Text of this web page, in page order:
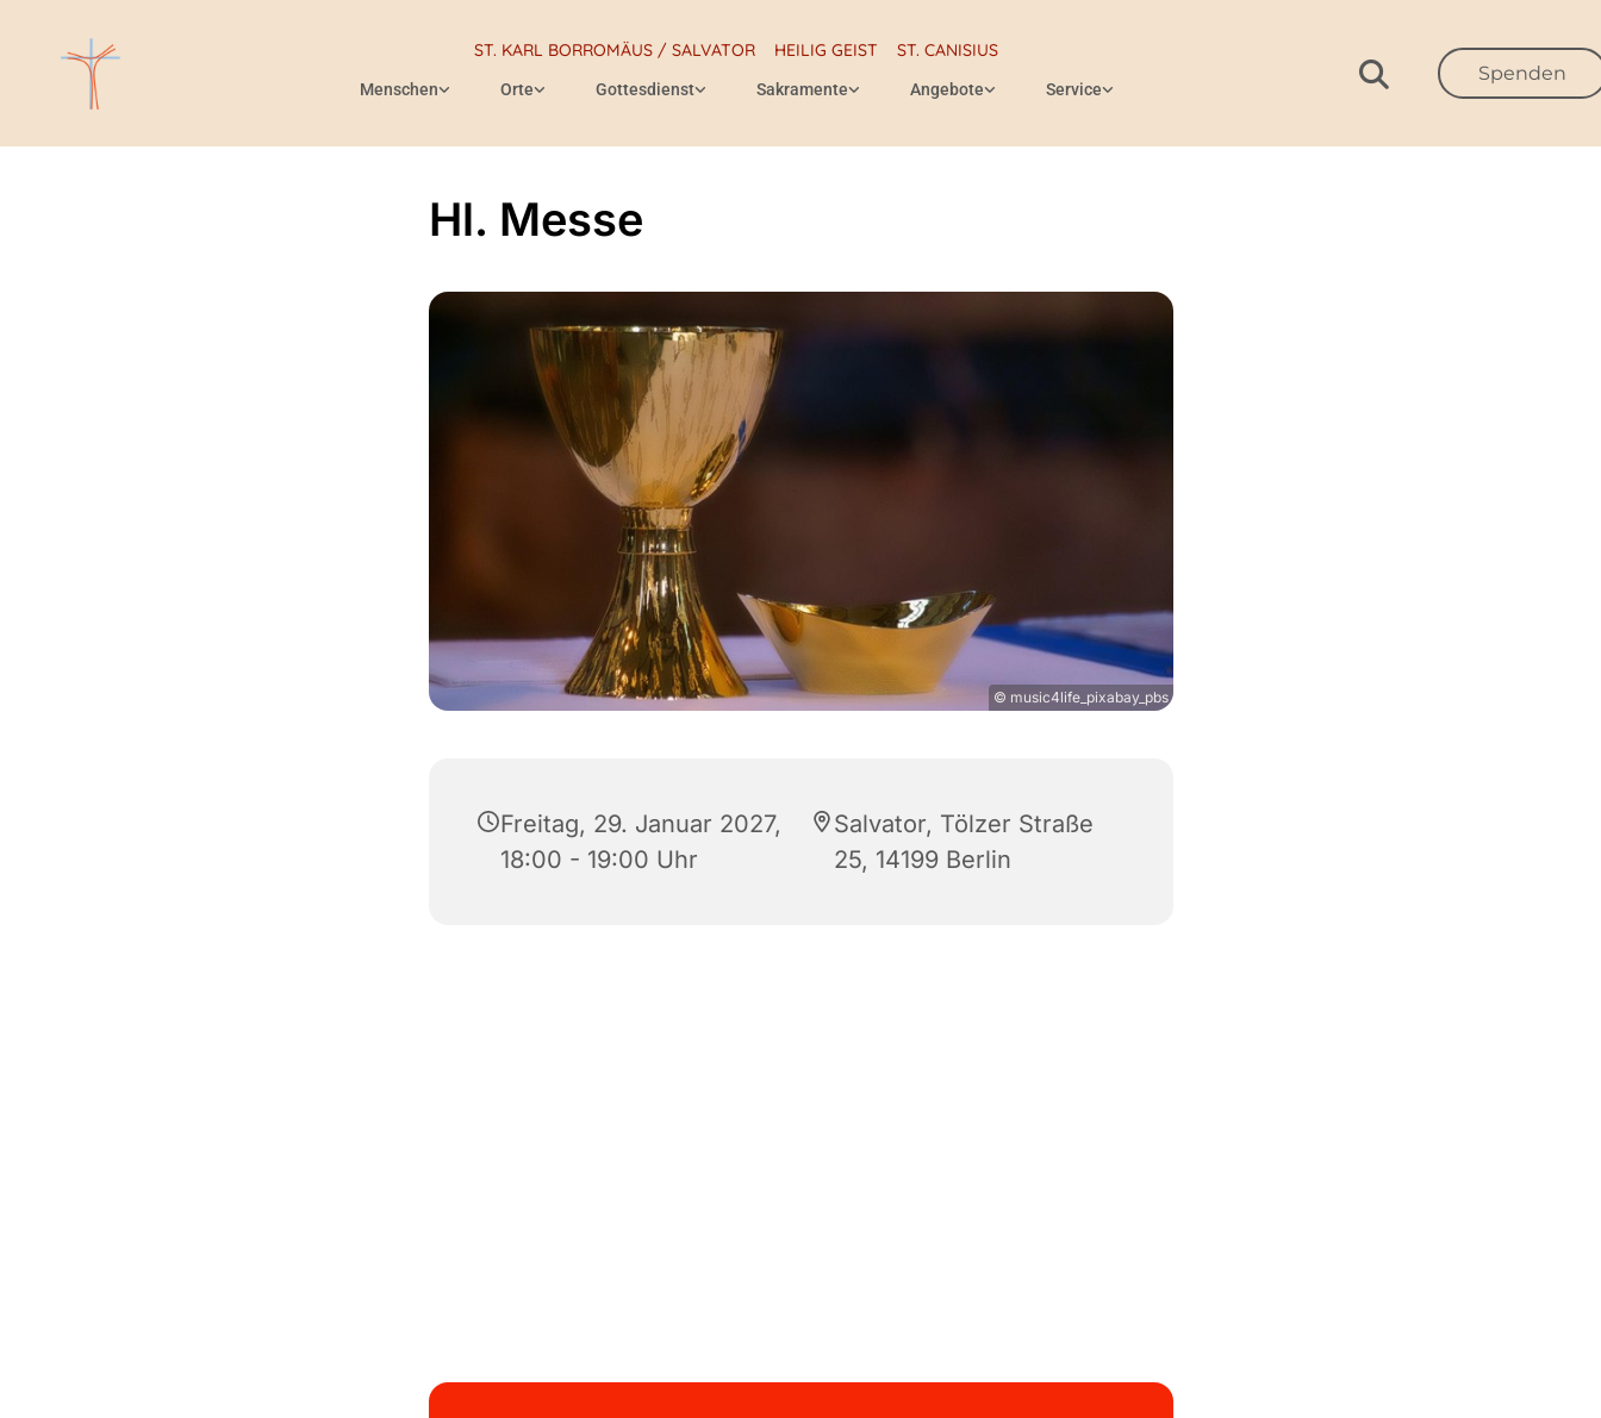
ST. KARL BORROMÄUS / SALVATOR HEILIG GEIST ST. CANISIUS
Menschen Orte Gottesdienst Sakramente Angebote Service
Spenden
Hl. Messe
© music4life_pixabay_pbs
Freitag, 29. Januar 2027,
18:00 - 19:00 Uhr
Salvator, Tölzer Straße
25, 14199 Berlin